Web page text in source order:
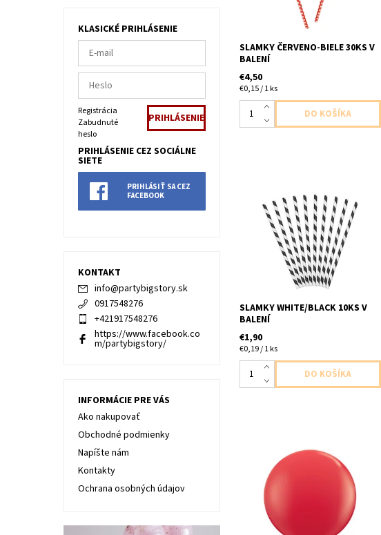
SLAMKY ČERVENO-BIELE 30KS V
BALENÍ
€4,50
€0,15 / 1 ks
papierove slamky biele s ciernymi
pásikmi 10ks v baleni dlzka
19,5cm
SLAMKY WHITE/BLACK 10KS V
BALENÍ
€1,90
€0,19 / 1 ks
Latexový jumbo balón cerveny
1ks v baleni velkost 91cm
dodavame nenafukany
KLASICKÉ PRIHLÁSENIE
Registrácia
Zabudnuté
heslo
PRIHLÁSENIE CEZ SOCIÁLNE
SIETE
PRIHLÁSIŤ SA CEZ
FACEBOOK
KONTAKT
info@partybigstory.sk
0917548276
+421917548276
https://www.facebook.co
m/partybigstory/
INFORMÁCIE PRE VÁS
Ako nakupovať
Obchodné podmienky
Napíšte nám
Kontakty
Ochrana osobných údajov